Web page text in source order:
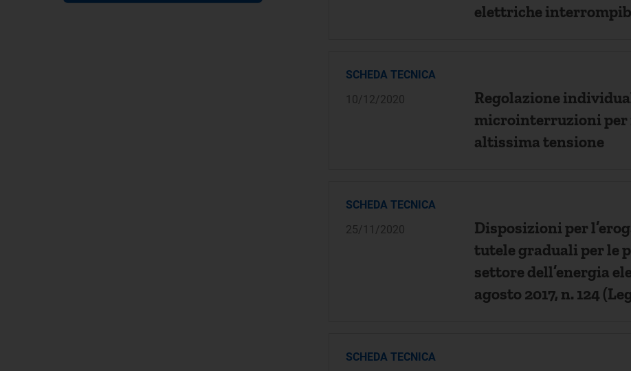
elettriche
SCHEDA TECNICA
10/12/2020
Regolazione
microinterruzioni
altissima tensione
SCHEDA TECNICA
25/11/2020
Disposizioni per
tutele graduali per le
settore dell’energia
agosto 2017, n. 124
SCHEDA TECNICA